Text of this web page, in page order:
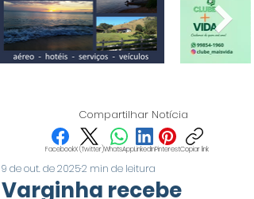
Compartilhar Notícia
FacebookX (Twitter)WhatsAppLinkedInPinterestCopiar link
Varginha recebe
9 de out. de 20252 min de leitura